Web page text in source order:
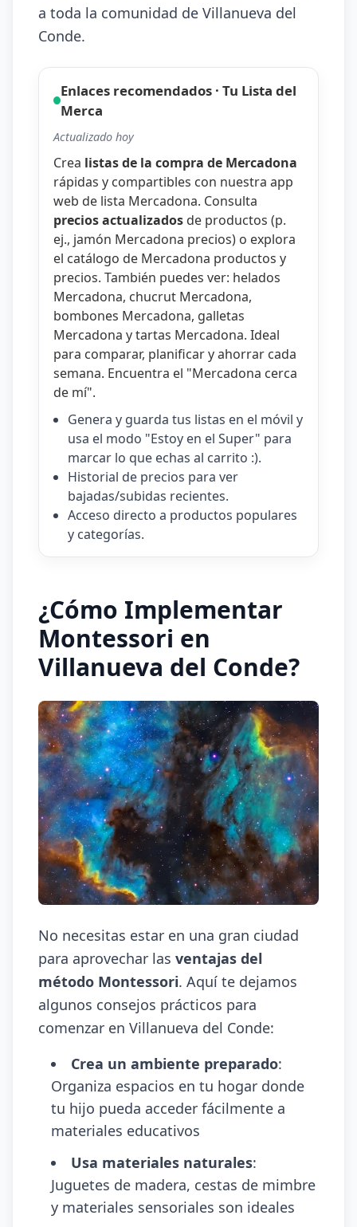
a toda la comunidad de Villanueva del
Conde.
Enlaces recomendados · Tu Lista del
Merca
Actualizado hoy
Crea listas de la compra de Mercadona
rápidas y compartibles con nuestra app
web de lista Mercadona. Consulta
precios actualizados de productos (p.
ej., jamón Mercadona precios) o explora
el catálogo de Mercadona productos y
precios. También puedes ver: helados
Mercadona, chucrut Mercadona,
bombones Mercadona, galletas
Mercadona ytartas Mercadona. Ideal
para comparar, planificar y ahorrar cada
semana. Encuentra el "Mercadona cerca
de mí".
Genera y guarda tus listas en el móvil y
usa el modo "Estoy en el Super" para
marcar lo que echas al carrito :).
Historial de precios para ver
bajadas/subidas recientes.
Acceso directo a productos populares
y categorías.
¿Cómo Implementar
Montessori en
Villanueva del Conde?
No necesitas estar en una gran ciudad
para aprovechar las ventajas del
método Montessori. Aquí te dejamos
algunos consejos prácticos para
comenzar en Villanueva del Conde:
Crea un ambiente preparado:
Organiza espacios en tu hogar donde
tu hijo pueda acceder fácilmente a
materiales educativos
Usa materiales naturales:
Juguetes de madera, cestas de mimbre
y materiales sensoriales son ideales